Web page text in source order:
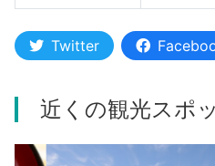
Twitter
近くの観光スポ